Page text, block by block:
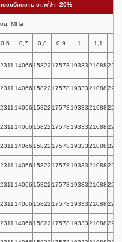
ст.м3/ч -20%
МПа
0,6 0,7 0,8 0,9 1 1,1
14066 15822 17578 1933321088
14066 15822 17578 1933321088
14066 15822 17578 1933321088
14066 15822 17578 1933321088
14066 15822 17578 1933321088
14066 15822 17578 1933321088
14066 15822 17578 1933321088
14066 15822 17578 1933321088
14066 15822 17578 1933321088